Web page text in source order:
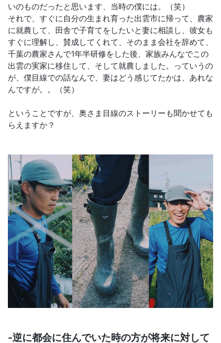
いのものだったと思います、当時の僕には。（笑）
それで、すぐに自分の生まれ育った出雲市に帰って、農家
に就農して、田舎で子育てをしたいと妻に相談し、彼女も
すぐに理解し、賛成してくれて、そのまま会社を辞めて、
千葉の農家さんで1年半研修をした後、家族みんなでこの
出雲の実家に移住して、そして就農しました。っていうの
が、僕目線での話なんで、妻はどう感じてたかは、あれな
んですが。。（笑）
ということですが、奥さま目線のストーリーも聞かせても
らえますか？
-逆に都会に住んでいた時の方が将来に対して